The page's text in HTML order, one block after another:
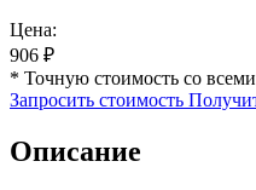
Цена:
906 ₽
* Точную стоимость со
Запросить стоимость
Описание